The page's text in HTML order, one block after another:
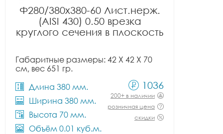
Ф280/380x380-60 Лист.нерж.
(AISI 430) 0.50 врезка
круглого сечения в плоскость
Габаритные размеры: 42 X 42 X 70
см, вес 651 гр.
Длина 380 мм.
Ширина 380 мм.
Высота 70 мм.
Объём 0.01 куб.м.
1036
200+ в наличии
розничная цена
скидки